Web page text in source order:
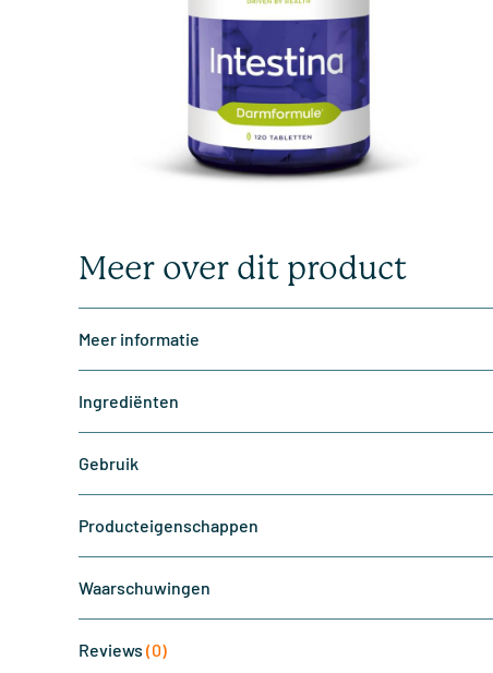
Meer over dit product
Meer informatie
Ingrediënten
Gebruik
Producteigenschappen
Waarschuwingen
Reviews (0)